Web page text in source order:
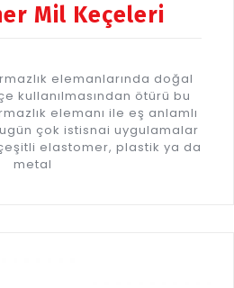
Mil Keçeleri
elemanlarında doğal
kullanılmasından ötürü bu
elemanı ile eş anlamlı
çok istisnai uygulamalar
elastomer, plastik ya da
metal